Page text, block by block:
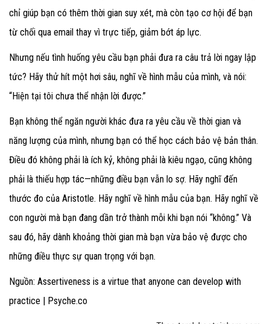
chỉ giúp bạn có thêm thời gian suy xét, mà còn tạo cơ hội để bạn
từ chối qua email thay vì trực tiếp, giảm bớt áp lực.
Nhưng nếu tình huống yêu cầu bạn phải đưa ra câu trả lời ngay lập
tức? Hãy thử hít một hơi sâu, nghĩ về hình mẫu của mình, và nói:
“Hiện tại tôi chưa thể nhận lời được.”
Bạn không thể ngăn người khác đưa ra yêu cầu về thời gian và
năng lượng của mình, nhưng bạn có thể học cách bảo vệ bản thân.
Điều đó không phải là ích kỷ, không phải là kiêu ngạo, cũng không
phải là thiếu hợp tác—những điều bạn vẫn lo sợ. Hãy nghĩ đến
thước đo của Aristotle. Hãy nghĩ về hình mẫu của bạn. Hãy nghĩ về
con người mà bạn đang dần trở thành mỗi khi bạn nói “không.” Và
sau đó, hãy dành khoảng thời gian mà bạn vừa bảo vệ được cho
những điều thực sự quan trọng với bạn.
Nguồn: Assertiveness is a virtue that anyone can develop with
practice | Psyche.co